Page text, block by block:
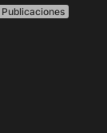
Publicaciones